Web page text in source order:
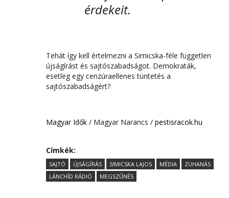
érdekeit.
Tehát így kell értelmezni a Simicska-féle független
újságírást és sajtószabadságot. Demokraták,
esetleg egy cenzúraellenes tüntetés a
sajtószabadságért?
Magyar Idők / Magyar Narancs / pestisracok.hu
Címkék:
SAJTÓ ÚJSÁGÍRÁS SIMICSKA LAJOS MÉDIA
ZUHANÁS
LÁNCHÍD RÁDIÓ
MEGSZŰNÉS